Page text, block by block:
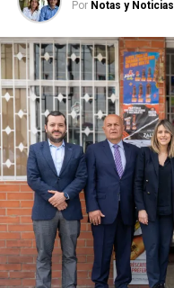
Por Notas y Noticias